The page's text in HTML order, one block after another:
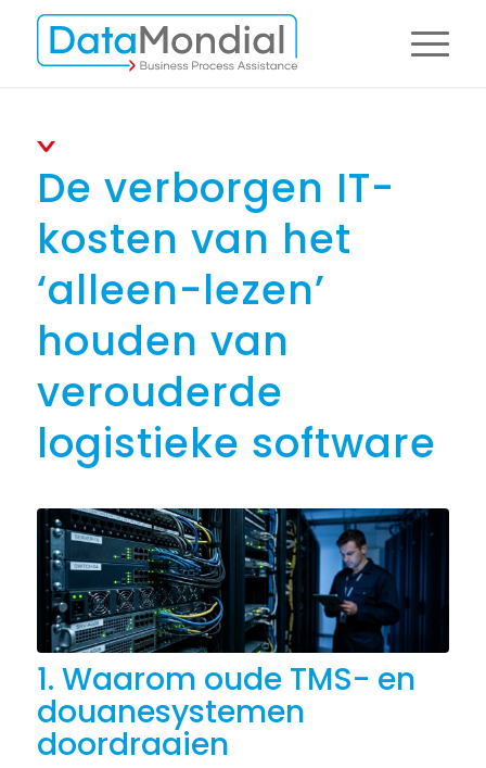
De verborgen IT-
kosten van het
‘alleen-lezen’
houden van
verouderde
logistieke software
1. Waarom oude TMS- en
douanesystemen
doordraaien